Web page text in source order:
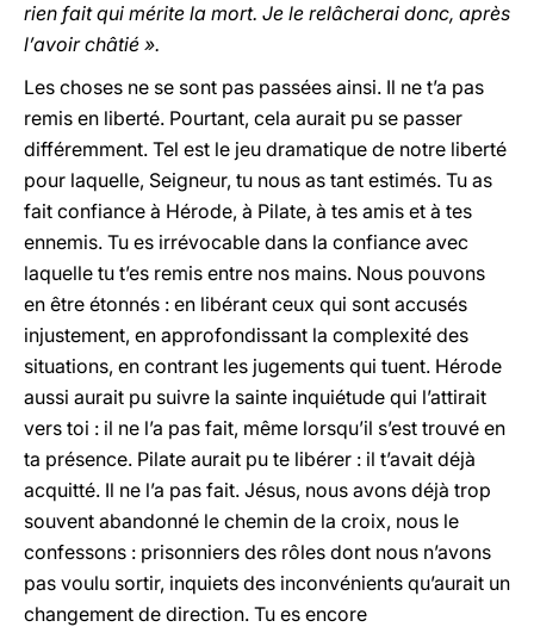
rien fait qui mérite la mort. Je le relâcherai donc, après
l’avoir châtié ».
Les choses ne se sont pas passées ainsi. Il ne t’a pas
remis en liberté. Pourtant, cela aurait pu se passer
différemment. Tel est le jeu dramatique de notre liberté
pour laquelle, Seigneur, tu nous as tant estimés. Tu as
fait confiance à Hérode, à Pilate, à tes amis et à tes
ennemis. Tu es irrévocable dans la confiance avec
laquelle tu t’es remis entre nos mains. Nous pouvons
en être étonnés : en libérant ceux qui sont accusés
injustement, en approfondissant la complexité des
situations, en contrant les jugements qui tuent. Hérode
aussi aurait pu suivre la sainte inquiétude qui l’attirait
vers toi : il ne l’a pas fait, même lorsqu’il s’est trouvé en
ta présence. Pilate aurait pu te libérer : il t’avait déjà
acquitté. Il ne l’a pas fait. Jésus, nous avons déjà trop
souvent abandonné le chemin de la croix, nous le
confessons : prisonniers des rôles dont nous n’avons
pas voulu sortir, inquiets des inconvénients qu’aurait un
changement de direction. Tu es encore